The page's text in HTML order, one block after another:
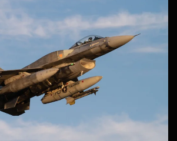
ZOOM